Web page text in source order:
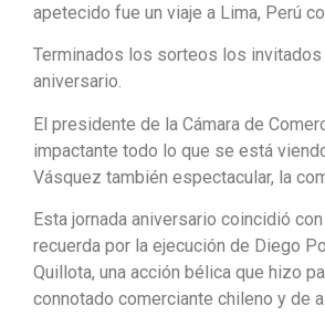
apetecido fue un viaje a Lima, Perú
Terminados los sorteos los invitados
aniversario.
El presidente de la Cámara de
impactante todo lo que se está
Vásquez también espectacular, la
Esta jornada aniversario coincidió
recuerda por la ejecución de Diego
Quillota, una acción bélica que hizo
connotado comerciante chileno y de